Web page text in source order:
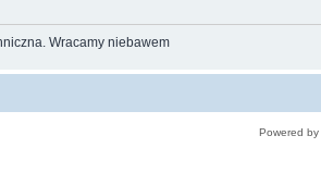
Wracamy niebawem
Powered by